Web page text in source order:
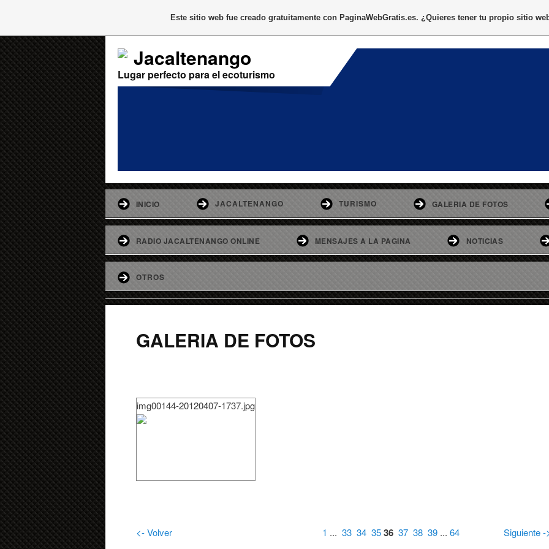
Jacaltenango
Lugar perfecto para el ecoturismo
INICIO JACALTENANGO TURISMO GALERIA DE FOTOS
RADIO JACALTENANGO ONLINE MENSAJES A LA PAGINA NOTICIAS
OTROS
GALERIA DE FOTOS
img00144-20120407-1737.jpg
<- Volver 1 ... 33 34 3536 37 38 39 ... 64 Siguiente -
Este sitio web fue creado gratuitamente con PaginaWebGratis.es. ¿Quieres tener tu propio sitio